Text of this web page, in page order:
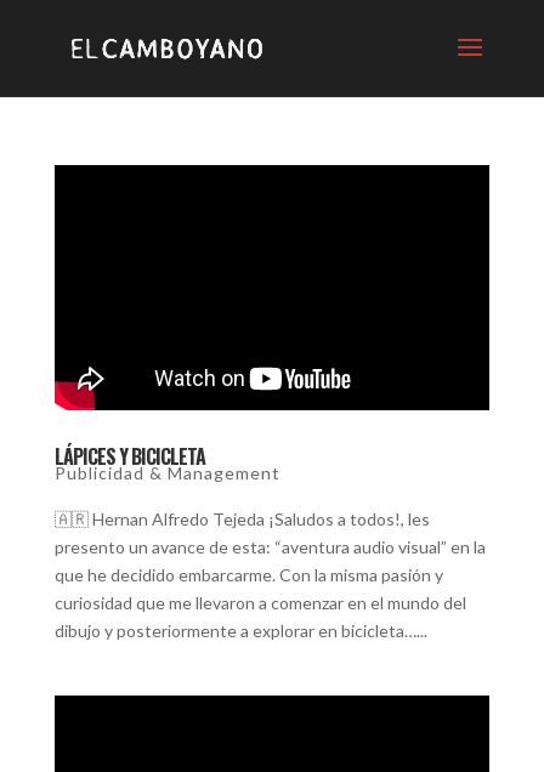
LÁPICES Y BICICLETA
Publicidad & Management
🇦🇷 Hernan Alfredo Tejeda ¡Saludos a todos!, les
presento un avance de esta: “aventura audio visual” en la
que he decidido embarcarme. Con la misma pasión y
curiosidad que me llevaron a comenzar en el mundo del
dibujo y posteriormente a explorar en bicicleta…...